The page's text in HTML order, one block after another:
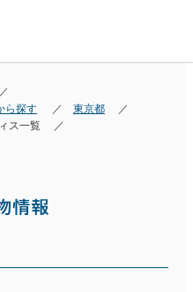
ら探す
東京都
ス一覧
情報